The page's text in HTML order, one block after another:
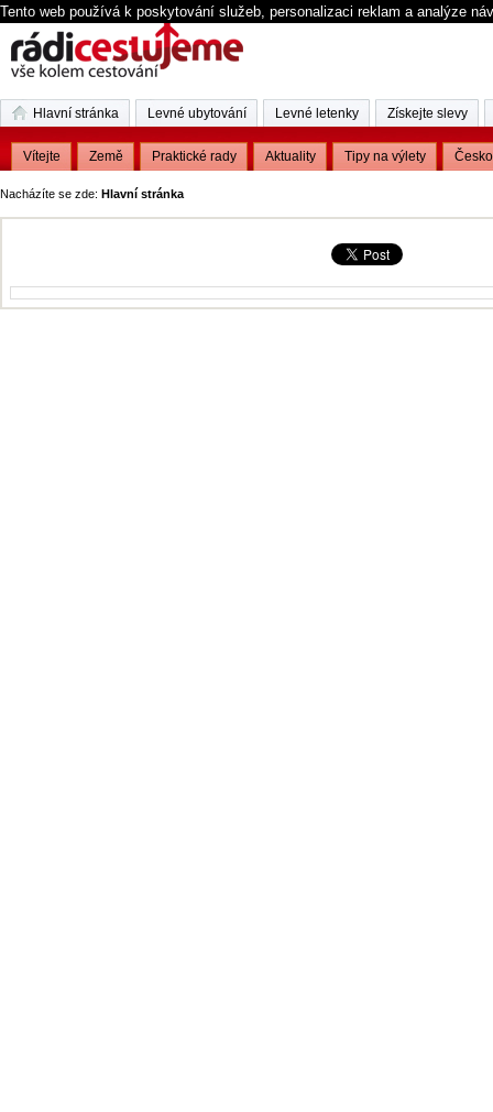
Tento web používá k poskytování služeb, personalizaci reklam a analýze
Nacházíte se zde: Hlavní stránka
Hlavní stránka
Vítejte Země Praktické rady Aktuality Tipy na výlety Česko
Levné ubytování Levné letenky Získejte slevy